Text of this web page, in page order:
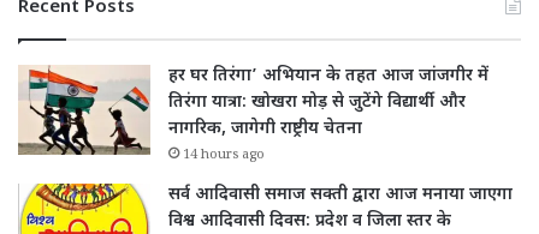
Recent Posts
हर घर तिरंगा’ अभियान के तहत आज जांजगीर में
तिरंगा यात्रा: खोखरा मोड़ से जुटेंगे विद्यार्थी और
नागरिक, जागेगी राष्ट्रीय चेतना
14 hours ago
सर्व आदिवासी समाज सक्ती द्वारा आज मनाया जाएगा
विश्व आदिवासी दिवस: प्रदेश व जिला स्तर के